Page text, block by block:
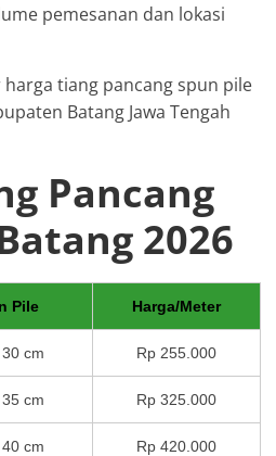
pemesanan dan lokasi
tiang pancang spun pile
Batang Jawa Tengah
Pancang
2026
Pile Harga/Meter
cm Rp 255.000
cm Rp 325.000
cm Rp 420.000